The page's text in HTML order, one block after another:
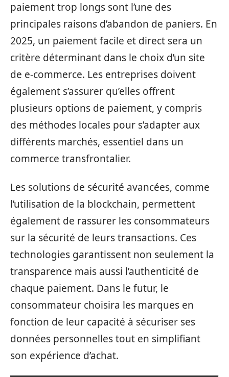
paiement trop longs sont l’une des
principales raisons d’abandon de paniers. En
2025, un paiement facile et direct sera un
critère déterminant dans le choix d’un site
de e-commerce. Les entreprises doivent
également s’assurer qu’elles offrent
plusieurs options de paiement, y compris
des méthodes locales pour s’adapter aux
différents marchés, essentiel dans un
commerce transfrontalier.
Les solutions de sécurité avancées, comme
l’utilisation de la blockchain, permettent
également de rassurer les consommateurs
sur la sécurité de leurs transactions. Ces
technologies garantissent non seulement la
transparence mais aussi l’authenticité de
chaque paiement. Dans le futur, le
consommateur choisira les marques en
fonction de leur capacité à sécuriser ses
données personnelles tout en simplifiant
son expérience d’achat.